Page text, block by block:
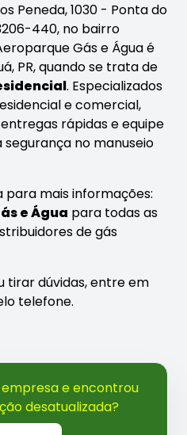
Peneda, 1030 - Ponta do
440, no bairro
Gás e Água é
PR, quando se trata de
. Especializados
e comercial,
rápidas e equipe
no manuseio
mais informações:
e Água para todas as
de gás
tirar dúvidas, entre em
telefone.
e encontrou
desatualizada?